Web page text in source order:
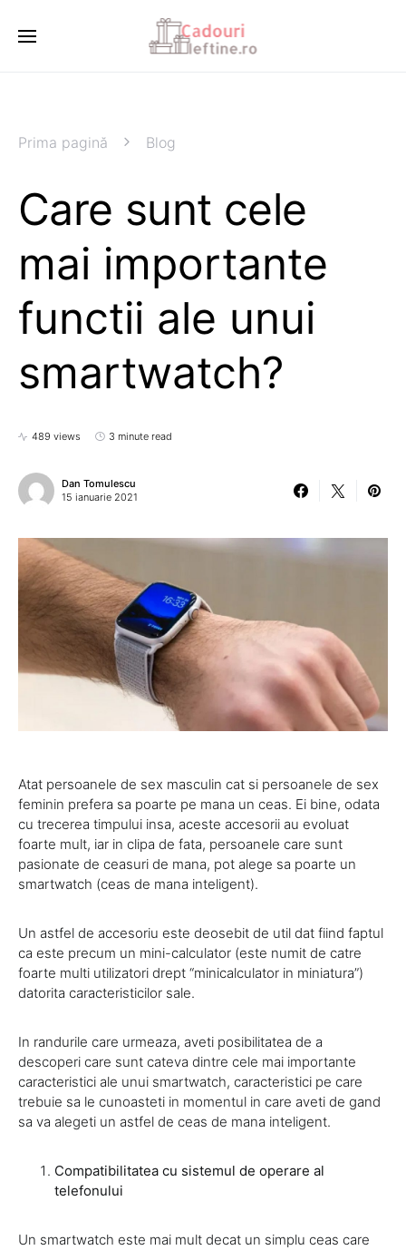
Prima pagină Blog
Care sunt cele
mai importante
functii ale unui
smartwatch?
489 views 3 minute read
Dan Tomulescu
15 ianuarie 2021
Atat persoanele de sex masculin cat si persoanele de sex
feminin prefera sa poarte pe mana un ceas. Ei bine, odata
cu trecerea timpului insa, aceste accesorii au evoluat
foarte mult, iar in clipa de fata, persoanele care sunt
pasionate de ceasuri de mana, pot alege sa poarte un
smartwatch (ceas de mana inteligent).
Un astfel de accesoriu este deosebit de util dat fiind faptul
ca este precum un mini-calculator (este numit de catre
foarte multi utilizatori drept “minicalculator in miniatura”)
datorita caracteristicilor sale.
In randurile care urmeaza, aveti posibilitatea de a
descoperi care sunt cateva dintre cele mai importante
caracteristici ale unui smartwatch, caracteristici pe care
trebuie sa le cunoasteti in momentul in care aveti de gand
sa va alegeti un astfel de ceas de mana inteligent.
Compatibilitatea cu sistemul de operare al
telefonului
Un smartwatch este mai mult decat un simplu ceas care